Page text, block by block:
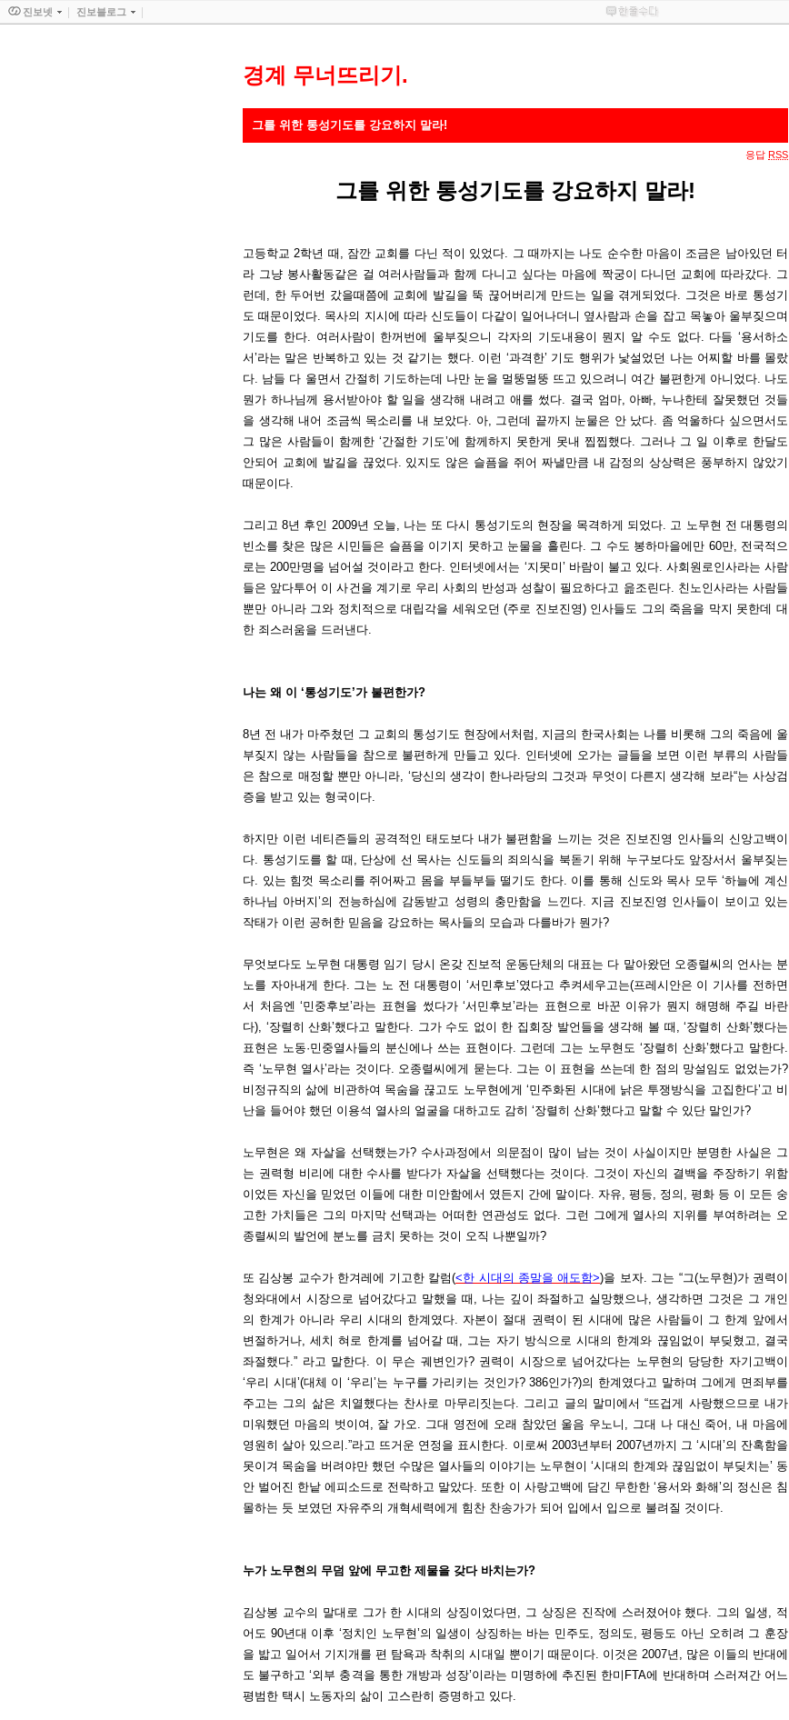
경계 무너뜨리기.
그를 위한 통성기도를 강요하지 말라!
응답 RSS
그를 위한 통성기도를 강요하지 말라!
고등학교 2학년 때, 잠깐 교회를 다닌 적이 있었다. 그 때까지는 나도 순수한 마음이 조금은 남아있던 터
라 그냥 봉사활동같은 걸 여러사람들과 함께 다니고 싶다는 마음에 짝궁이 다니던 교회에 따라갔다. 그
런데, 한 두어번 갔을때쯤에 교회에 발길을 뚝 끊어버리게 만드는 일을 겪게되었다. 그것은 바로 통성기
도 때문이었다. 목사의 지시에 따라 신도들이 다같이 일어나더니 옆사람과 손을 잡고 목놓아 울부짖으며
기도를 한다. 여러사람이 한꺼번에 울부짖으니 각자의 기도내용이 뭔지 알 수도 없다. 다들 ‘용서하소
서’라는 말은 반복하고 있는 것 같기는 했다. 이런 ‘과격한’ 기도 행위가 낯설었던 나는 어찌할 바를 몰랐
다. 남들 다 울면서 간절히 기도하는데 나만 눈을 멀뚱멀뚱 뜨고 있으려니 여간 불편한게 아니었다. 나도
뭔가 하나님께 용서받아야 할 일을 생각해 내려고 애를 썼다. 결국 엄마, 아빠, 누나한테 잘못했던 것들
을 생각해 내어 조금씩 목소리를 내 보았다. 아, 그런데 끝까지 눈물은 안 났다. 좀 억울하다 싶으면서도
그 많은 사람들이 함께한 ‘간절한 기도’에 함께하지 못한게 못내 찝찝했다. 그러나 그 일 이후로 한달도
안되어 교회에 발길을 끊었다. 있지도 않은 슬픔을 쥐어 짜낼만큼 내 감정의 상상력은 풍부하지 않았기
때문이다.
그리고 8년 후인 2009년 오늘, 나는 또 다시 통성기도의 현장을 목격하게 되었다. 고 노무현 전 대통령의
빈소를 찾은 많은 시민들은 슬픔을 이기지 못하고 눈물을 흘린다. 그 수도 봉하마을에만 60만, 전국적으
로는 200만명을 넘어설 것이라고 한다. 인터넷에서는 ‘지못미’ 바람이 불고 있다. 사회원로인사라는 사람
들은 앞다투어 이 사건을 계기로 우리 사회의 반성과 성찰이 필요하다고 읊조린다. 친노인사라는 사람들
뿐만 아니라 그와 정치적으로 대립각을 세워오던 (주로 진보진영) 인사들도 그의 죽음을 막지 못한데 대
한 죄스러움을 드러낸다.
나는 왜 이 ‘통성기도’가 불편한가?
8년 전 내가 마주쳤던 그 교회의 통성기도 현장에서처럼, 지금의 한국사회는 나를 비롯해 그의 죽음에 울
부짖지 않는 사람들을 참으로 불편하게 만들고 있다. 인터넷에 오가는 글들을 보면 이런 부류의 사람들
은 참으로 매정할 뿐만 아니라, ‘당신의 생각이 한나라당의 그것과 무엇이 다른지 생각해 보라“는 사상검
증을 받고 있는 형국이다.
하지만 이런 네티즌들의 공격적인 태도보다 내가 불편함을 느끼는 것은 진보진영 인사들의 신앙고백이
다. 통성기도를 할 때, 단상에 선 목사는 신도들의 죄의식을 북돋기 위해 누구보다도 앞장서서 울부짖는
다. 있는 힘껏 목소리를 쥐어짜고 몸을 부들부들 떨기도 한다. 이를 통해 신도와 목사 모두 ‘하늘에 계신
하나님 아버지’의 전능하심에 감동받고 성령의 충만함을 느낀다. 지금 진보진영 인사들이 보이고 있는
작태가 이런 공허한 믿음을 강요하는 목사들의 모습과 다를바가 뭔가?
무엇보다도 노무현 대통령 임기 당시 온갖 진보적 운동단체의 대표는 다 맡아왔던 오종렬씨의 언사는 분
노를 자아내게 한다. 그는 노 전 대통령이 ‘서민후보’였다고 추켜세우고는(프레시안은 이 기사를 전하면
서 처음엔 ‘민중후보’라는 표현을 썼다가 ‘서민후보’라는 표현으로 바꾼 이유가 뭔지 해명해 주길 바란
다), ‘장렬히 산화’했다고 말한다. 그가 수도 없이 한 집회장 발언들을 생각해 볼 때, ‘장렬히 산화’했다는
표현은 노동·민중열사들의 분신에나 쓰는 표현이다. 그런데 그는 노무현도 ‘장렬히 산화’했다고 말한다.
즉 ‘노무현 열사’라는 것이다. 오종렬씨에게 묻는다. 그는 이 표현을 쓰는데 한 점의 망설임도 없었는가?
비정규직의 삶에 비관하여 목숨을 끊고도 노무현에게 ‘민주화된 시대에 낡은 투쟁방식을 고집한다’고 비
난을 들어야 했던 이용석 열사의 얼굴을 대하고도 감히 ‘장렬히 산화’했다고 말할 수 있단 말인가?
노무현은 왜 자살을 선택했는가? 수사과정에서 의문점이 많이 남는 것이 사실이지만 분명한 사실은 그
는 권력형 비리에 대한 수사를 받다가 자살을 선택했다는 것이다. 그것이 자신의 결백을 주장하기 위함
이었든 자신을 믿었던 이들에 대한 미안함에서 였든지 간에 말이다. 자유, 평등, 정의, 평화 등 이 모든 숭
고한 가치들은 그의 마지막 선택과는 어떠한 연관성도 없다. 그런 그에게 열사의 지위를 부여하려는 오
종렬씨의 발언에 분노를 금치 못하는 것이 오직 나뿐일까?
또 김상봉 교수가 한겨레에 기고한 칼럼(<한 시대의 종말을 애도함>)을 보자. 그는 “그(노무현)가 권력이
청와대에서 시장으로 넘어갔다고 말했을 때, 나는 깊이 좌절하고 실망했으나, 생각하면 그것은 그 개인
의 한계가 아니라 우리 시대의 한계였다. 자본이 절대 권력이 된 시대에 많은 사람들이 그 한계 앞에서
변절하거나, 세치 혀로 한계를 넘어갈 때, 그는 자기 방식으로 시대의 한계와 끊임없이 부딪혔고, 결국
좌절했다.” 라고 말한다. 이 무슨 궤변인가? 권력이 시장으로 넘어갔다는 노무현의 당당한 자기고백이
‘우리 시대’(대체 이 ‘우리’는 누구를 가리키는 것인가? 386인가?)의 한계였다고 말하며 그에게 면죄부를
주고는 그의 삶은 치열했다는 찬사로 마무리짓는다. 그리고 글의 말미에서 “뜨겁게 사랑했으므로 내가
미워했던 마음의 벗이여, 잘 가오. 그대 영전에 오래 참았던 울음 우노니, 그대 나 대신 죽어, 내 마음에
영원히 살아 있으리.”라고 뜨거운 연정을 표시한다. 이로써 2003년부터 2007년까지 그 ‘시대’의 잔혹함을
못이겨 목숨을 버려야만 했던 수많은 열사들의 이야기는 노무현이 ‘시대의 한계와 끊임없이 부딪치는’ 동
안 벌어진 한낱 에피소드로 전락하고 말았다. 또한 이 사랑고백에 담긴 무한한 ‘용서와 화해’의 정신은 침
몰하는 듯 보였던 자유주의 개혁세력에게 힘찬 찬송가가 되어 입에서 입으로 불려질 것이다.
누가 노무현의 무덤 앞에 무고한 제물을 갖다 바치는가?
김상봉 교수의 말대로 그가 한 시대의 상징이었다면, 그 상징은 진작에 스러졌어야 했다. 그의 일생, 적
어도 90년대 이후 ‘정치인 노무현’의 일생이 상징하는 바는 민주도, 정의도, 평등도 아닌 오히려 그 훈장
을 밟고 일어서 기지개를 편 탐욕과 착취의 시대일 뿐이기 때문이다. 이것은 2007년, 많은 이들의 반대에
도 불구하고 ‘외부 충격을 통한 개방과 성장’이라는 미명하에 추진된 한미FTA에 반대하며 스러져간 어느
평범한 택시 노동자의 삶이 고스란히 증명하고 있다.
진보넷 진보블로그